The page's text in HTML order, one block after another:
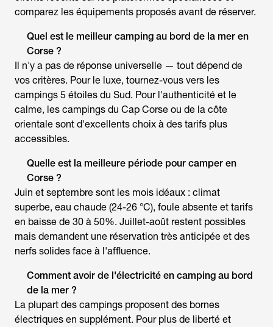
comparez les équipements proposés avant de réserver.
Quel est le meilleur camping au bord de la mer en
Corse ?
Il n'y a pas de réponse universelle — tout dépend de
vos critères. Pour le luxe, tournez-vous vers les
campings 5 étoiles du Sud. Pour l'authenticité et le
calme, les campings du Cap Corse ou de la côte
orientale sont d'excellents choix à des tarifs plus
accessibles.
Quelle est la meilleure période pour camper en
Corse ?
Juin et septembre sont les mois idéaux : climat
superbe, eau chaude (24-26 °C), foule absente et tarifs
en baisse de 30 à 50%. Juillet-août restent possibles
mais demandent une réservation très anticipée et des
nerfs solides face à l'affluence.
Comment avoir de l'électricité en camping au bord
de la mer ?
La plupart des campings proposent des bornes
électriques en supplément. Pour plus de liberté et